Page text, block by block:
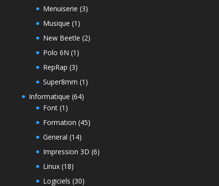
Menuiserie (3)
Musique (1)
New Beetle (2)
Polo 6N (1)
RepRap (3)
Super8mm (1)
Informatique (64)
Font(1)
Formation (45)
General (14)
Impression 3D (6)
Linux(18)
Logiciels (30)